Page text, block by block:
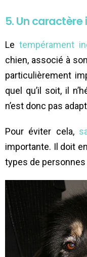
5. Un
Le tempérament
chien, associé à son
particulièrement
quel qu’il soit, il
n’est donc pas
Pour éviter cela,
importante. Il doit
types de